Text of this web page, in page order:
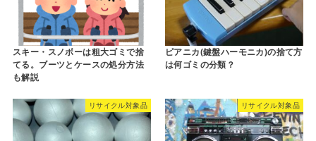
スキー・スノボーは粗大ゴミで捨
てる。ブーツとケースの処分方法
も解説
ピアニカ(鍵盤ハーモニカ)の捨て方
は何ゴミの分類？
リサイクル対象品 リサイクル対象品